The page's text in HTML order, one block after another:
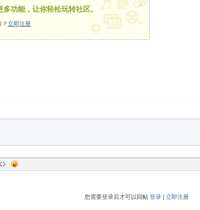
功能，让你轻松玩转社区。
立即注册
x
您需要登录后才可以回帖 登录| 立即注册